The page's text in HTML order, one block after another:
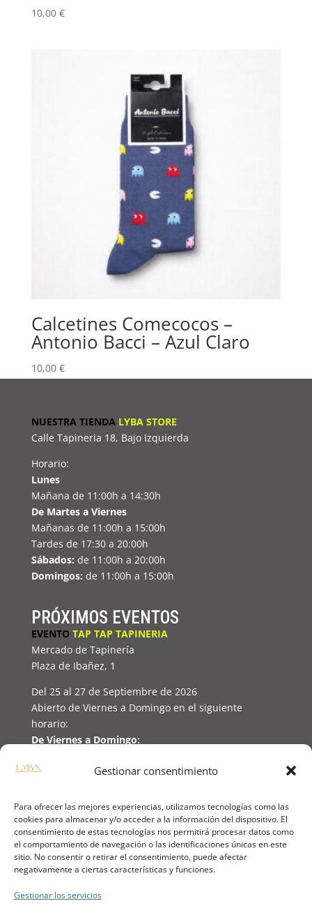
Gestionar consentimiento
Para ofrecer las mejores experiencias, utilizamos tecnologías como las
cookies para almacenar y/o acceder a la información del dispositivo. El
consentimiento de estas tecnologías nos permitirá procesar datos como
el comportamiento de navegación o las identificaciones únicas en este
sitio. No consentir o retirar el consentimiento, puede afectar
negativamente a ciertas características y funciones.
Gestionar los servicios
10,00 €
Calcetines Comecocos –
Antonio Bacci – Azul Claro
10,00 €
NUESTRA TIENDALYBA STORE
Calle Tapineria 18, Bajo Izquierda
Horario:
Lunes
Mañana de 11:00h a 14:30h
De Martes a Viernes
Mañanas de 11:00h a 15:00h
Tardes de 17:30 a 20:00h
Sábados: de 11:00h a 20:00h
Domingos: de 11:00h a 15:00h
PRÓXIMOS EVENTOS
EVENTOTAP TAP TAPINERIA
Mercado de Tapinería
Plaza de Ibañez, 1
Del 25 al 27 de Septiembre de 2026
Abierto de Viernes a Domingo en el siguiente
horario:
De Viernes a Domingo:
(Domingo hasta las 19h)
🔒 PAGO 100% SEGURO
📱